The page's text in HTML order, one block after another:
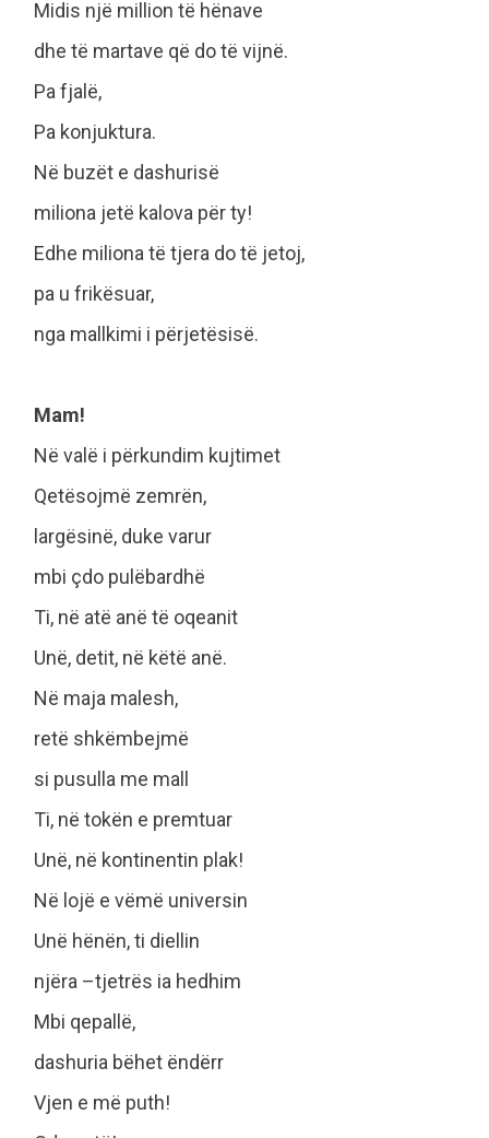
Midis një million të hënave
dhe të martave që do të vijnë.
Pa fjalë,
Pa konjuktura.
Në buzët e dashurisë
miliona jetë kalova për ty!
Edhe miliona të tjera do të jetoj,
pa u frikësuar,
nga mallkimi i përjetësisë.
Mam!
Në valë i përkundim kujtimet
Qetësojmë zemrën,
largësinë, duke varur
mbi çdo pulëbardhë
Ti, në atë anë të oqeanit
Unë, detit, në këtë anë.
Në maja malesh,
retë shkëmbejmë
si pusulla me mall
Ti, në tokën e premtuar
Unë, në kontinentin plak!
Në lojë e vëmë universin
Unë hënën, ti diellin
njëra –tjetrës ia hedhim
Mbi qepallë,
dashuria bëhet ëndërr
Vjen e më puth!